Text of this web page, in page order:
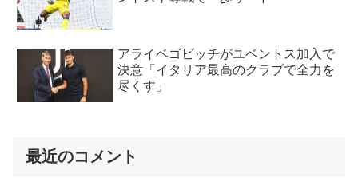
アライベゴビッチがユベントス加入で
決意「イタリア最高のクラブで全力を
尽くす」
最近のコメント